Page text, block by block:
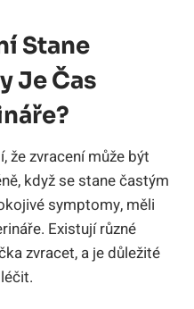
Stane
Je Čas
že zvracení může ⁣být
když se ​stane častým‍
symptomy, měli
Existují různé
zvracet, a je důležité